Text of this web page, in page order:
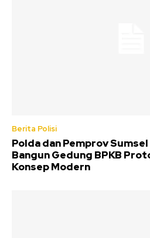
Berita Polisi
Polda dan Pemprov
Bangun Gedung BPKB
Konsep Modern